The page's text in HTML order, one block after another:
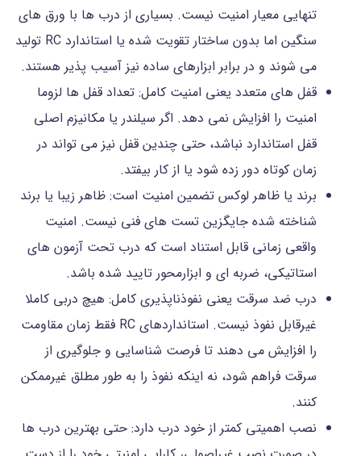
تنهایی معیار امنیت نیست. بسیاری از درب ها با ورق های
سنگین اما بدون ساختار تقویت شده یا استاندارد RC تولید
می شوند و در برابر ابزارهای ساده نیز آسیب پذیر هستند.
قفل های متعدد یعنی امنیت کامل: تعداد قفل ها لزوما
امنیت را افزایش نمی دهد. اگر سیلندر یا مکانیزم اصلی
قفل استاندارد نباشد، حتی چندین قفل نیز می تواند در
زمان کوتاه دور زده شود یا از کار بیفتد.
برند یا ظاهر لوکس تضمین امنیت است: ظاهر زیبا یا برند
شناخته شده جایگزین تست های فنی نیست. امنیت
واقعی زمانی قابل استناد است که درب تحت آزمون های
استاتیکی، ضربه ای و ابزارمحور تایید شده باشد.
درب ضد سرقت یعنی نفوذناپذیری کامل: هیچ دربی کاملا
غیرقابل نفوذ نیست. استانداردهای RC فقط زمان مقاومت
را افزایش می دهند تا فرصت شناسایی و جلوگیری از
سرقت فراهم شود، نه اینکه نفوذ را به طور مطلق غیرممکن
کنند.
نصب اهمیتی کمتر از خود درب دارد: حتی بهترین درب ها